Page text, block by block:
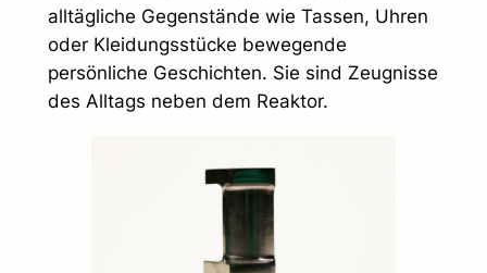
alltägliche Gegenstände wie Tassen, Uhren
oder Kleidungsstücke bewegende
persönliche Geschichten. Sie sind Zeugnisse
des Alltags neben dem Reaktor.